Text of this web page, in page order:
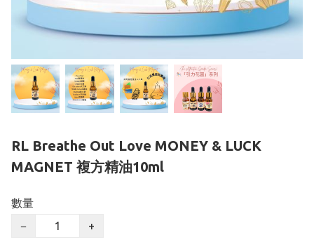
RL Breathe Out Love MONEY & LUCK
MAGNET 複方精油10ml
數量
−
+